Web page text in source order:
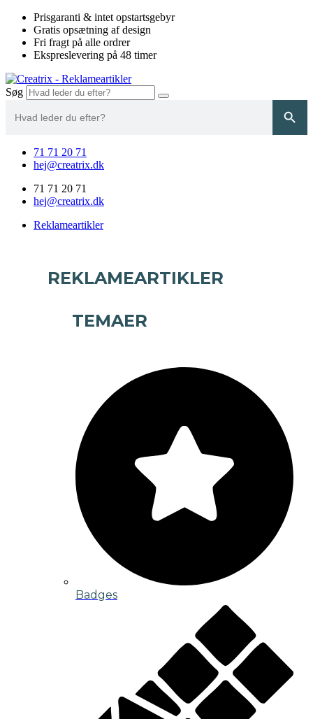
Videre
indhold
Prisgaranti & intet opstartsgebyr
Gratis opsætning af design
Fri fragt på alle ordrer
Ekspreslevering på 48 timer
Søg
for:
71 71 20 71
hej@creatrix.dk
71 71 20 71
hej@creatrix.dk
Reklameartikler
REKLAMEARTIKLER
TEMAER
Badges